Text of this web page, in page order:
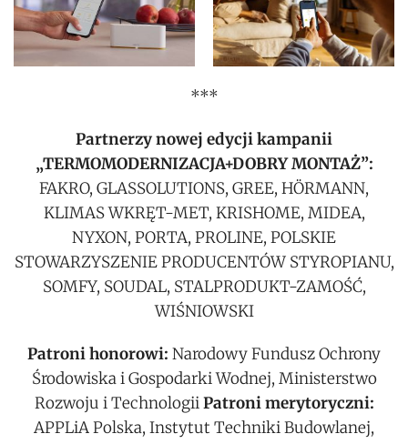
***
Partnerzy nowej edycji kampanii
„TERMOMODERNIZACJA+DOBRY MONTAŻ”:
FAKRO, GLASSOLUTIONS, GREE, HÖRMANN,
KLIMAS WKRĘT-MET, KRISHOME, MIDEA,
NYXON, PORTA, PROLINE, POLSKIE
STOWARZYSZENIE PRODUCENTÓW STYROPIANU,
SOMFY, SOUDAL, STALPRODUKT-ZAMOŚĆ,
WIŚNIOWSKI
Patroni honorowi: Narodowy Fundusz Ochrony
Środowiska i Gospodarki Wodnej, Ministerstwo
Rozwoju i TechnologiiPatroni merytoryczni:
APPLiA Polska, Instytut Techniki Budowlanej,